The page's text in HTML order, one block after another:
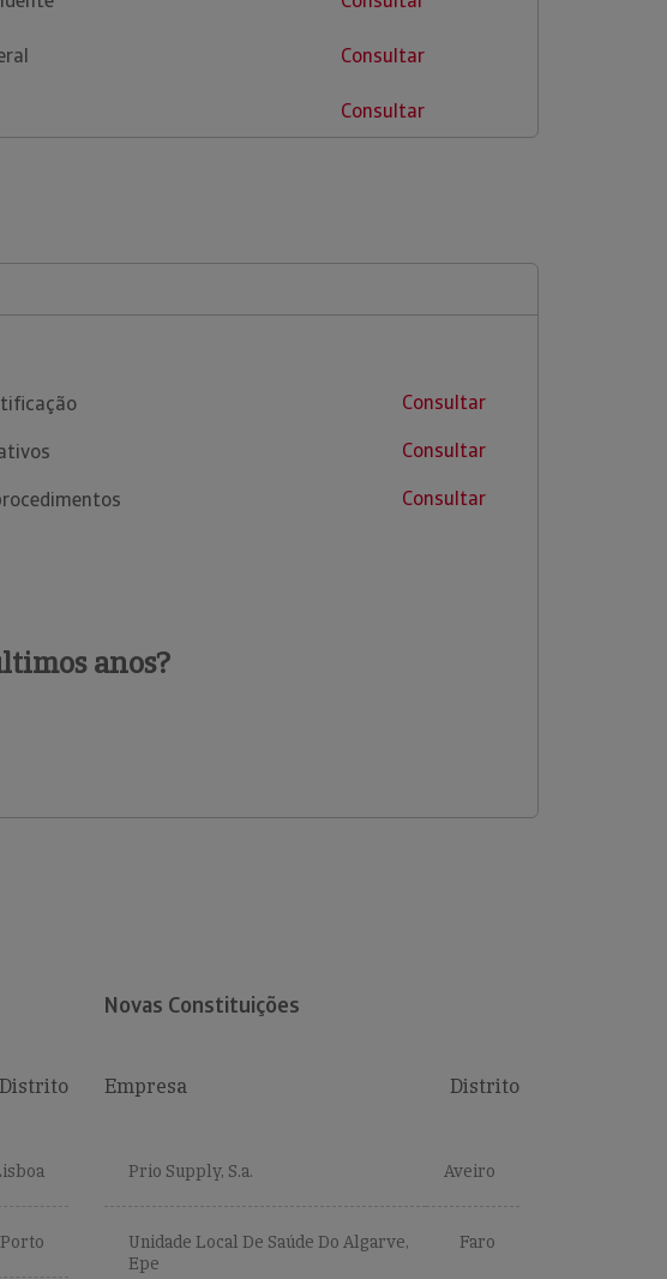
Consultar
Consultar
Consultar
Consultar
Consultar
anos?
Distrito
Porto
Novas Constituições
Empresa Distrito
Prio Supply, S.a. Aveiro
Unidade Local De Saúde Do Algarve,
Epe
Faro